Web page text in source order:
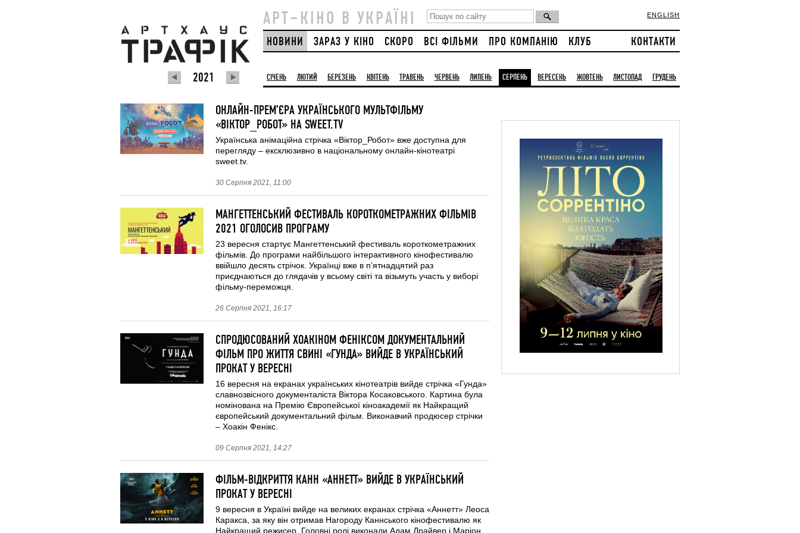
АРТ–КІНО В УКРАЇНІ ENGLISH
НОВИНИ ЗАРАЗ У КІНО СКОРО ВСІ ФІЛЬМИ ПРО КОМПАНІЮ КЛУБ КОНТАКТИ
2021 СІЧЕНЬ ЛЮТИЙ БЕРЕЗЕНЬ КВІТЕНЬ ТРАВЕНЬ ЧЕРВЕНЬ ЛИПЕНЬ СЕРПЕНЬ ВЕРЕСЕНЬ ЖОВТЕНЬ ЛИСТОПАД ГРУДЕНЬ
ОНЛАЙН-ПРЕМ’ЄРА УКРАЇНСЬКОГО МУЛЬТФІЛЬМУ
«ВІКТОР_РОБОТ» НА SWEET.TV
Українська анімаційна стрічка «Віктор_Робот» вже доступна для
перегляду – ексклюзивно в національному онлайн-кінотеатрі
sweet.tv.
30 Серпня 2021, 11:00
МАНГЕТТЕНСЬКИЙ ФЕСТИВАЛЬ КОРОТКОМЕТРАЖНИХ ФІЛЬМІВ
2021 ОГОЛОСИВ ПРОГРАМУ
23 вересня стартує Мангеттенський фестиваль короткометражних
фільмів. До програми найбільшого інтерактивного кінофестивалю
ввійшло десять стрічок. Українці вже в п’ятнадцятий раз
приєднаються до глядачів у всьому світі та візьмуть участь у виборі
фільму-переможця.
26 Серпня 2021, 16:17
СПРОДЮСОВАНИЙ ХОАКІНОМ ФЕНІКСОМ ДОКУМЕНТАЛЬНИЙ
ФІЛЬМ ПРО ЖИТТЯ СВИНІ «ГУНДА» ВИЙДЕ В УКРАЇНСЬКИЙ
ПРОКАТ У ВЕРЕСНІ
16 вересня на екранах українських кінотеатрів вийде стрічка «Гунда»
славнозвісного документаліста Віктора Косаковського. Картина була
номінована на Премію Європейської кіноакадемії як Найкращий
європейський документальний фільм. Виконавчий продюсер стрічки
– Хоакін Фенікс.
09 Серпня 2021, 14:27
ФІЛЬМ-ВІДКРИТТЯ КАНН «АННЕТТ» ВИЙДЕ В УКРАЇНСЬКИЙ
ПРОКАТ У ВЕРЕСНІ
9 вересня в Україні вийде на великих екранах стрічка «Аннетт» Леоса
Каракса, за яку він отримав Нагороду Каннського кінофестивалю як
Найкращий режисер. Головні ролі виконали Адам Драйвер і Маріон